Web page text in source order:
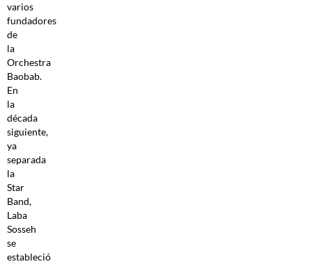
varios
fundadores
de
la
Orchestra
Baobab.
En
la
década
siguiente,
ya
separada
la
Star
Band,
Laba
Sosseh
se
estableció